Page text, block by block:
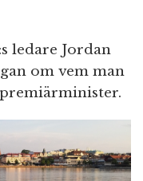
ledare Jordan
om vem man